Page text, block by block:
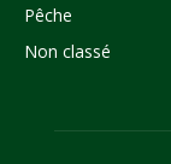
Pêche
Non classé